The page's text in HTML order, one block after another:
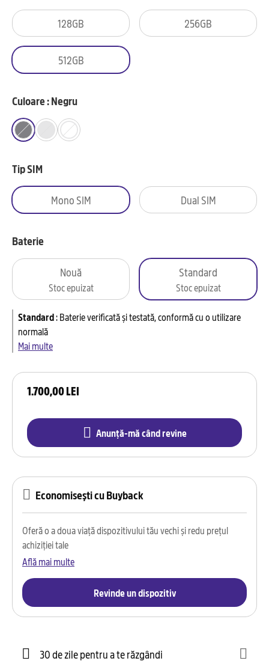
1.700,00 LEI
Anunță-mă când revine
128GB 256GB
512GB
Culoare : Negru
Tip SIM
Mono SIM Dual SIM
Baterie
Nouă
Stoc epuizat
Standard
Stoc epuizat
Standard:Baterie verificată și testată, conformă cu o utilizare
normală
Mai multe
Economisești cu Buyback
Oferă o a doua viață dispozitivului tău vechi și redu prețul
achiziției tale
Află mai multe
Revinde un dispozitiv
30 de zile pentru a te răzgândi